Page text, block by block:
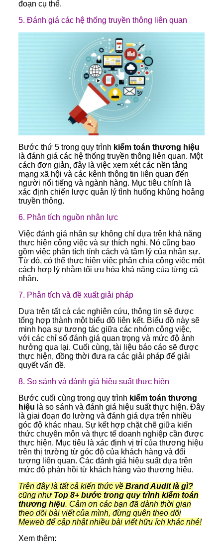
đoạn cụ thể.
5. Đánh giá các hệ thống truyền thông liên quan
Bước thứ 5 trong quy trình kiểm toán thương hiệu
là đánh giá các hệ thống truyền thông liên quan. Một
cách đơn giản, đây là việc xem xét các nền tảng
mạng xã hội và các kênh thông tin liên quan đến
người nổi tiếng và ngành hàng. Mục tiêu chính là
xác định chiến lược quản lý tình huống khủng hoảng
truyền thông.
6. Phân tích nguồn nhân lực
Việc đánh giá nhân sự không chỉ dựa trên khả năng
thực hiện công việc và sự thích nghi. Nó cũng bao
gồm việc phân tích tính cách và tâm lý của nhân sự.
Từ đó, có thể thực hiện việc phân chia công việc một
cách hợp lý nhằm tối ưu hóa khả năng của từng cá
nhân.
7. Phân tích và đề xuất giải pháp
Dựa trên tất cả các nghiên cứu, thông tin sẽ được
tổng hợp thành một biểu đồ liên kết. Biểu đồ này sẽ
minh họa sự tương tác giữa các nhóm công việc,
với các chỉ số đánh giá quan trọng và mức độ ảnh
hưởng qua lại. Cuối cùng, tài liệu báo cáo sẽ được
thực hiện, đồng thời đưa ra các giải pháp để giải
quyết vấn đề.
8. So sánh và đánh giá hiệu suất thực hiện
Bước cuối cùng trong quy trình kiểm toán thương
hiệu là so sánh và đánh giá hiệu suất thực hiện. Đây
là giai đoạn đo lường và đánh giá dựa trên nhiều
góc độ khác nhau. Sự kết hợp chặt chẽ giữa kiến
thức chuyên môn và thực tế doanh nghiệp cần được
thực hiện. Mục tiêu là xác định vị trí của thương hiệu
trên thị trường từ góc độ của khách hàng và đối
tượng liên quan. Các đánh giá hiệu suất dựa trên
mức độ phản hồi từ khách hàng vào thương hiệu.
Trên đây là tất cả kiến thức về Brand Audit là gì?
cũng như Top 8+ bước trong quy trình kiểm toán
thương hiệu. Cảm ơn các bạn đã dành thời gian
theo dõi bài viết của mình, đừng quên theo dõi
Meweb để cập nhật nhiều bài viết hữu ích khác nhé!
Xem thêm: